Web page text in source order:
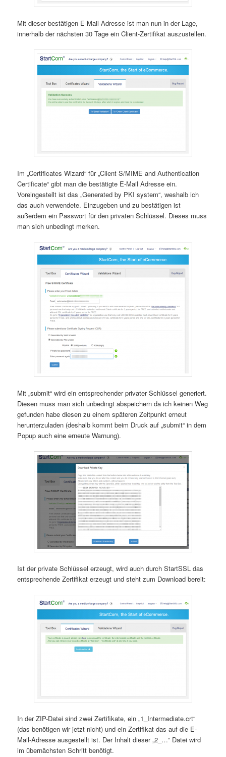
Mit dieser bestätigen E-Mail-Adresse ist man nun in der Lage,
innerhalb der nächsten 30 Tage ein Client-Zertifikat auszustellen.
Im „Certificates Wizard“ für „Client S/MIME and Authentication
Certificate“ gibt man die bestätigte E-Mail Adresse ein.
Voreingestellt ist das „Generated by PKI system“, weshalb ich
das auch verwendete. Einzugeben und zu bestätigen ist
außerdem ein Passwort für den privaten Schlüssel. Dieses muss
man sich unbedingt merken.
Mit „submit“ wird ein entsprechender privater Schlüssel generiert.
Diesen muss man sich unbedingt abspeichern da ich keinen Weg
gefunden habe diesen zu einem späteren Zeitpunkt erneut
herunterzuladen (deshalb kommt beim Druck auf „submit“ in dem
Popup auch eine erneute Warnung).
Ist der private Schlüssel erzeugt, wird auch durch StartSSL das
entsprechende Zertifikat erzeugt und steht zum Download bereit:
In der ZIP-Datei sind zwei Zertifikate, ein „1_Intermediate.crt“
(das benötigen wir jetzt nicht) und ein Zertifikat das auf die E-
Mail-Adresse ausgestellt ist. Der Inhalt dieser „2_…“ Datei wird
im übernächsten Schritt benötigt.